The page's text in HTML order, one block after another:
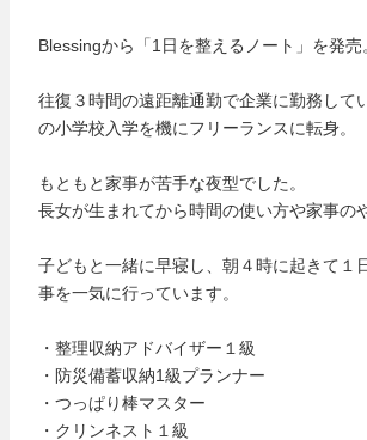
Blessingから「1日を整えるノート」を発売
往復３時間の遠距離通勤で企業に勤務して
の小学校入学を機にフリーランスに転身。
もともと家事が苦手な夜型でした。
長女が生まれてから時間の使い方や家事の
子どもと一緒に早寝し、朝４時に起きて１
事を一気に行っています。
・整理収納アドバイザー１級
・防災備蓄収納1級プランナー
・つっぱり棒マスター
・クリンネスト１級